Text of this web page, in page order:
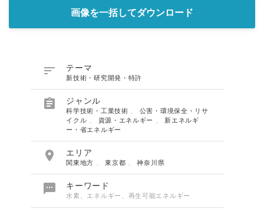
画像を一括してダウンロード
 テーマ
新技術・研究開発・特許
 ジャンル
科学技術・工業技術
公害・環境保全・リサ
イクル
資源・エネルギー
新エネルギ
ー・省エネルギー
 エリア
関東地方 、東京都 、神奈川県
 キーワード
水素、エネルギー、再生可能エネルギー